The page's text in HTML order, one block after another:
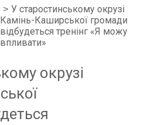
У старостинському окрузі
Камінь-Каширської громади
відбудеться тренінг «Я можу
впливати»
окрузі